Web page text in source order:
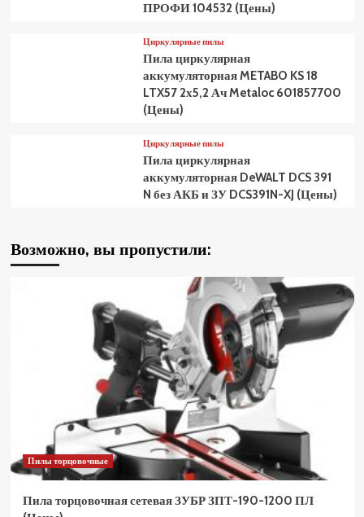
ПРОФИ 104532 (Цены)
Циркулярные пилы
Пила циркулярная
аккумуляторная METABO KS 18
LTX57 2х5,2 Ач Metaloc 601857700
(Цены)
Циркулярные пилы
Пила циркулярная
аккумуляторная DeWALT DCS 391
N без АКБ и ЗУ DCS391N-XJ (Цены)
Возможно, вы пропустили:
Пилы торцовочные
Пила торцовочная сетевая ЗУБР ЗПТ-190-1200 ПЛ